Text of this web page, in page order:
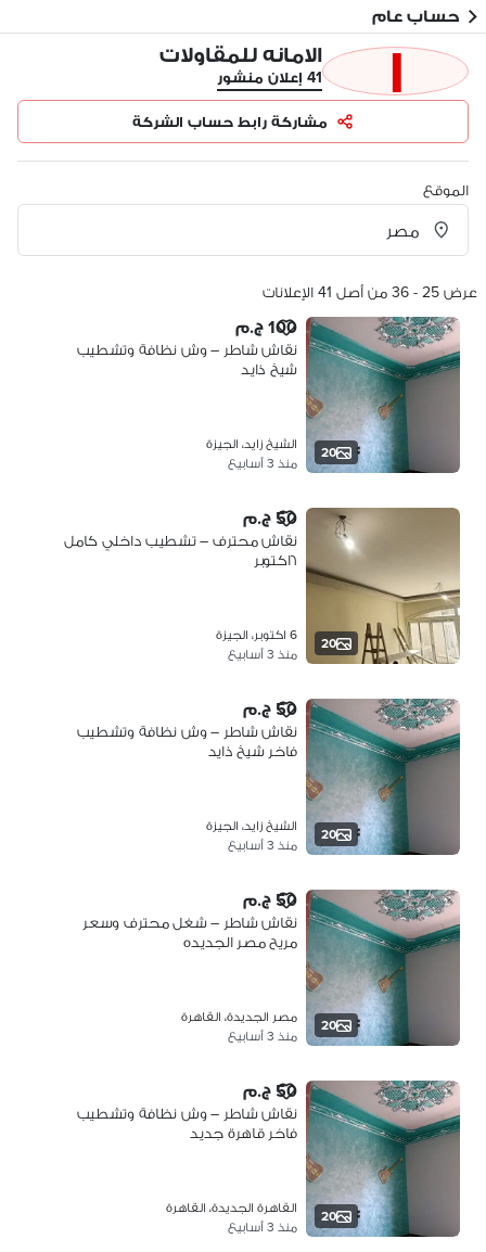
حساب عام
ا الامانه للمقاولات
41 إعلان منشور
مشاركة رابط حساب الشركة
الموقع
عرض 25 - 36 من أصل 41 الإعلانات
20
100 ج.م
نقاش شاطر – وش نظافة وتشطيب
شيخ ذايد
الشيخ زايد، الجيزة
منذ 3 أسابيع
20
50 ج.م
نقاش محترف – تشطيب داخلي كامل
٦اكتوبر
6 اكتوبر، الجيزة
منذ 3 أسابيع
20
50 ج.م
نقاش شاطر – وش نظافة وتشطيب
فاخر شيخ ذايد
الشيخ زايد، الجيزة
منذ 3 أسابيع
20
50 ج.م
نقاش شاطر – شغل محترف وسعر
مريح مصر الجديده
مصر الجديدة، القاهرة
منذ 3 أسابيع
20
50 ج.م
نقاش شاطر – وش نظافة وتشطيب
فاخر قاهرة جديد
القاهرة الجديدة، القاهرة
منذ 3 أسابيع